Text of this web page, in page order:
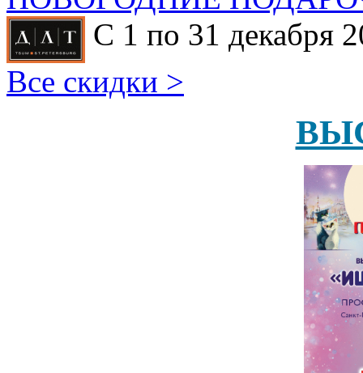
С 1 по 31 декабря
Все скидки >